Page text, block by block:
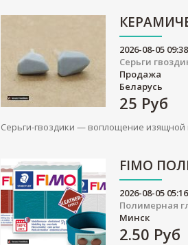
2026-08-05
Серьги
Продажа
Беларусь
25 Руб
Серьги-гвоздики — воплощение изящной
FIMO
2026-08-05
Полимерная
Минск
2.50 Руб